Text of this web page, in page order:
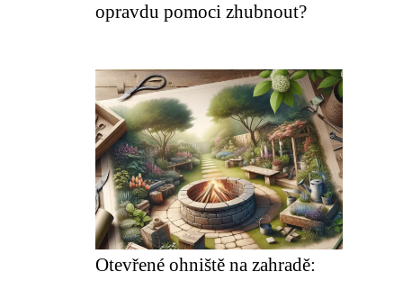
opravdu pomoci zhubnout?
Otevřené ohniště na zahradě: